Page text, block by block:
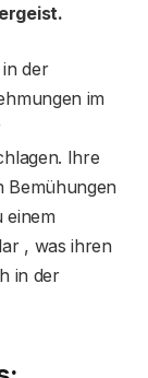
der
im
Ihre
Bemühungen
einem
, was ihren
in der